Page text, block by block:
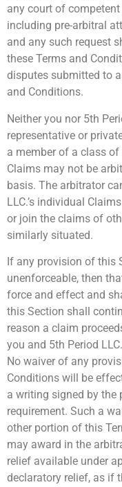
any court of
including pre-arbitral
and any such request
these Terms and
disputes submitted to
and Conditions.
Neither you nor 5th
representative or
a member of a class
Claims may not be
basis. The arbitrator
LLC.’s individual
or join the claims of
similarly situated.
If any provision of this
unenforceable, then
force and effect and
this Section shall
reason a claim
you and 5th Period
No waiver of any
Conditions will be
a writing signed by the
requirement. Such a
other portion of this
may award in the
relief available under
declaratory relief, as if